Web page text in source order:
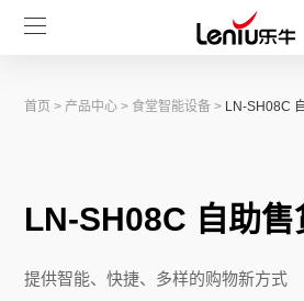
首页 > 产品中心 > 食堂智能设备 > LN-SH08C
LN-SH08C 自助售
提供智能、快捷、多样的购物新方式